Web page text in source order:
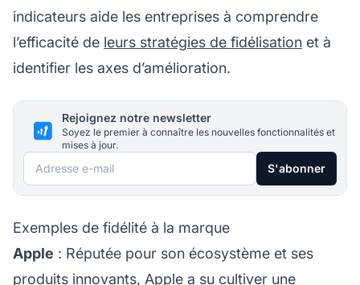
indicateurs aide les entreprises à comprendre
l’efficacité de leurs stratégies de fidélisation et à
identifier les axes d’amélioration.
Rejoignez notre newsletter
Soyez le premier à connaître les nouvelles fonctionnalités et
mises à jour.
Adresse e-mail S'abonner
Exemples de fidélité à la marque
Apple : Réputée pour son écosystème et ses
produits innovants, Apple a su cultiver une